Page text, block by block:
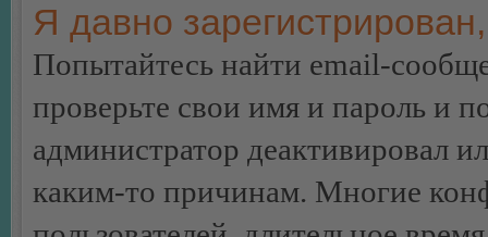
Я давно
Попытайтесь найти email-
проверьте свои имя и пароль и
администратор деактивировал
каким-то причинам. Многие